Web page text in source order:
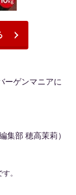
ーゲンマニアに
集部 穂高茉莉）
。